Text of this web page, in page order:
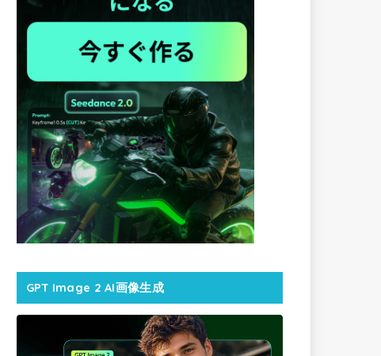
GPT Image 2 AI画像生成